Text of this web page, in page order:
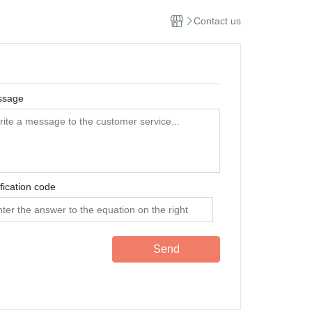
Contact us
code
Send